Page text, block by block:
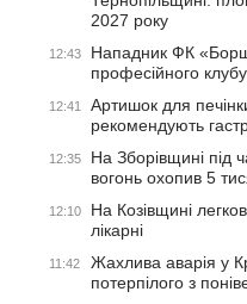
2027 року
12:43
Нападник ФК
професійного клубу
12:41
Артишок для
рекомендують
12:35
На Зборівщині під
вогонь охопив 5
12:10
На Козівщині
лікарні
11:42
Жахлива аварія у
потерпілого з